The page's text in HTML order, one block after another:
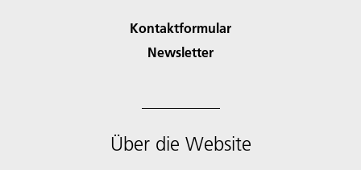
Kontaktformular
Newsletter
Über die Website